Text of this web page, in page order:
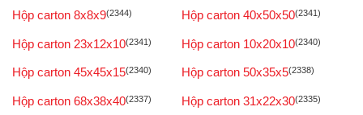
Hộp carton 8x8x9(2344) Hộp carton 40x50x50(2341)
Hộp carton 23x12x10(2341) Hộp carton 10x20x10(2340)
Hộp carton 45x45x15(2340) Hộp carton 50x35x5(2338)
Hộp carton 68x38x40(2337) Hộp carton 31x22x30(2335)